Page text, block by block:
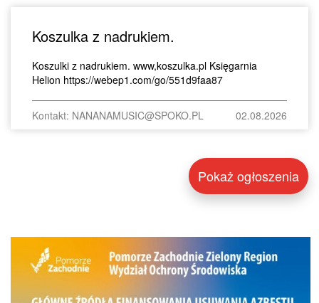
Koszulka z nadrukiem.
Koszulki z nadrukiem. www,koszulka.pl Księgarnia
Helion https://webep1.com/go/551d9faa87
Kontakt: NANANAMUSIC@SPOKO.PL 02.08.2026
Pokaż ogłoszenia